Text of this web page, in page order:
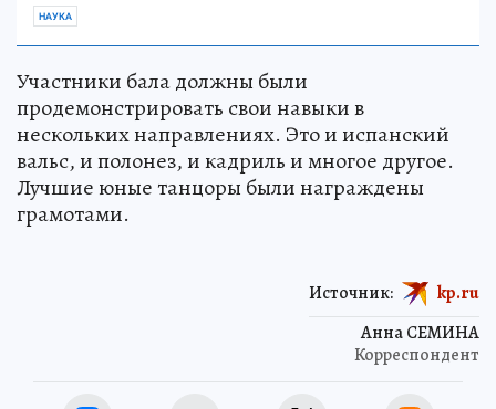
НАУКА
Участники бала должны были
продемонстрировать свои навыки в
нескольких направлениях. Это и испанский
вальс, и полонез, и кадриль и многое другое.
Лучшие юные танцоры были награждены
грамотами.
Анна СЕМИНА
Корреспондент
Источник: kp.ru